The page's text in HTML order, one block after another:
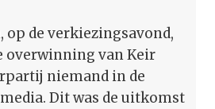
op de verkiezingsavond,
overwinning van Keir
niemand in de
Dit was de uitkomst